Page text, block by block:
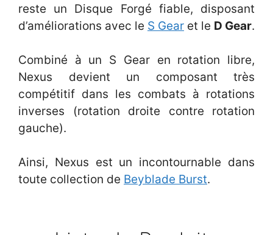
reste un Disque Forgé fiable, disposant
d’améliorations avec le S Gear et le D Gear.
Combiné à un S Gear en rotation libre,
Nexus devient un composant très
compétitif dans les combats à rotations
inverses (rotation droite contre rotation
gauche).
Ainsi, Nexus est un incontournable dans
toute collection de Beyblade Burst.